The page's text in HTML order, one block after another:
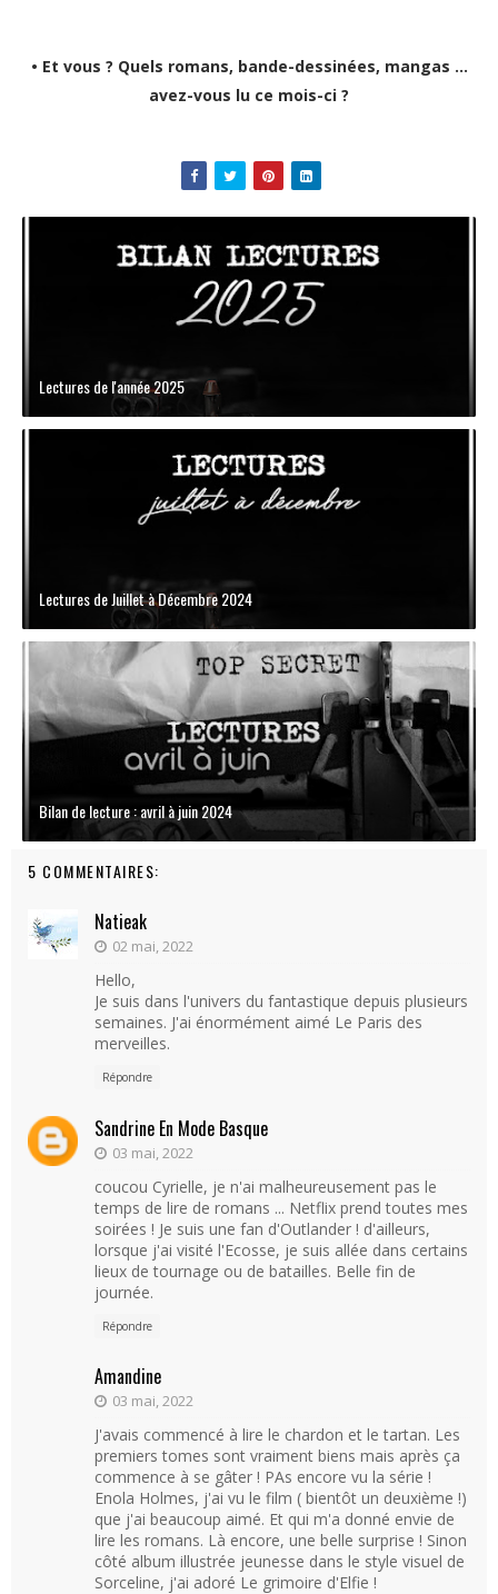
• Et vous ? Quels romans, bande-dessinées, mangas ...
avez-vous lu ce mois-ci ?
Lectures de l'année 2025
Lectures de Juillet à Décembre 2024
Bilan de lecture : avril à juin 2024
5 COMMENTAIRES:
Natieak
02 mai, 2022
Hello,
Je suis dans l'univers du fantastique depuis plusieurs
semaines. J'ai énormément aimé Le Paris des
merveilles.
Répondre
Sandrine En Mode Basque
03 mai, 2022
coucou Cyrielle, je n'ai malheureusement pas le
temps de lire de romans ... Netflix prend toutes mes
soirées ! Je suis une fan d'Outlander ! d'ailleurs,
lorsque j'ai visité l'Ecosse, je suis allée dans certains
lieux de tournage ou de batailles. Belle fin de
journée.
Répondre
Amandine
03 mai, 2022
J'avais commencé à lire le chardon et le tartan. Les
premiers tomes sont vraiment biens mais après ça
commence à se gâter ! PAs encore vu la série !
Enola Holmes, j'ai vu le film ( bientôt un deuxième !)
que j'ai beaucoup aimé. Et qui m'a donné envie de
lire les romans. Là encore, une belle surprise ! Sinon
côté album illustrée jeunesse dans le style visuel de
Sorceline, j'ai adoré Le grimoire d'Elfie !